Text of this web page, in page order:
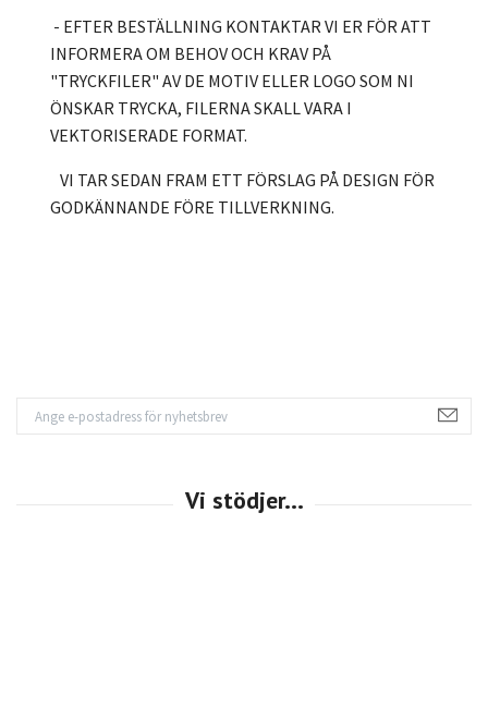
- EFTER BESTÄLLNING KONTAKTAR VI ER FÖR ATT
INFORMERA OM BEHOV OCH KRAV PÅ
"TRYCKFILER" AV DE MOTIV ELLER LOGO SOM NI
ÖNSKAR TRYCKA, FILERNA SKALL VARA I
VEKTORISERADE FORMAT.
VI TAR SEDAN FRAM ETT FÖRSLAG PÅ DESIGN FÖR
GODKÄNNANDE FÖRE TILLVERKNING.